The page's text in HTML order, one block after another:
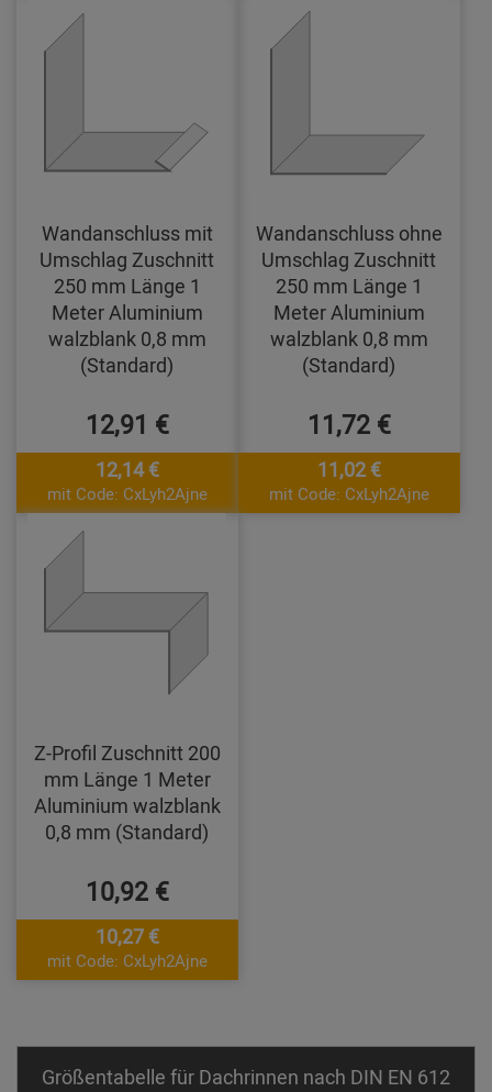
Wandanschluss mit
Umschlag Zuschnitt
250 mm Länge 1
Meter Aluminium
walzblank 0,8 mm
(Standard)
12,91 €
12,14 €
mit Code: CxLyh2Ajne
Wandanschluss ohne
Umschlag Zuschnitt
250 mm Länge 1
Meter Aluminium
walzblank 0,8 mm
(Standard)
11,72 €
11,02 €
mit Code: CxLyh2Ajne
Z-Profil Zuschnitt 200
mm Länge 1 Meter
Aluminium walzblank
0,8 mm (Standard)
10,92 €
10,27 €
mit Code: CxLyh2Ajne
Größentabelle für Dachrinnen nach DIN EN 612